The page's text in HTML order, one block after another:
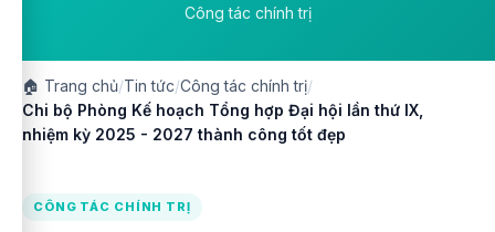
Công tác chính trị
🏠 Trang chủ/Tin tức/Công tác chính trị/
Chi bộ Phòng Kế hoạch Tổng hợp Đại hội lần thứ IX,
nhiệm kỳ 2025 - 2027 thành công tốt đẹp
CÔNG TÁC CHÍNH TRỊ